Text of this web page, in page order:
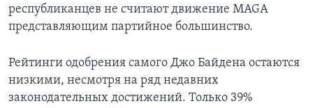
республиканцев не считают движение MAGA
представляющим партийное большинство.
Рейтинги одобрения самого Джо Байдена остаются
низкими, несмотря на ряд недавних
законодательных достижений. Только 39%